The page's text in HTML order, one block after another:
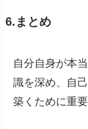
6.まとめ
自分自身が本
識を深め、自
築くために重要